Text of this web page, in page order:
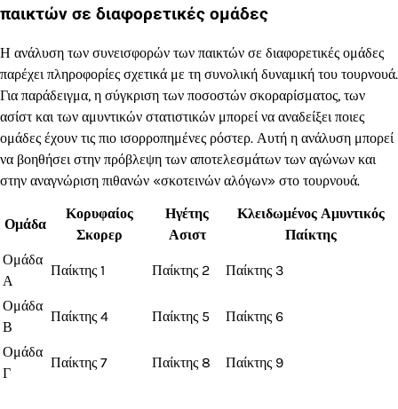
παικτών σε διαφορετικές ομάδες
Η ανάλυση των συνεισφορών των παικτών σε διαφορετικές ομάδες
παρέχει πληροφορίες σχετικά με τη συνολική δυναμική του τουρνουά.
Για παράδειγμα, η σύγκριση των ποσοστών σκοραρίσματος, των
ασίστ και των αμυντικών στατιστικών μπορεί να αναδείξει ποιες
ομάδες έχουν τις πιο ισορροπημένες ρόστερ. Αυτή η ανάλυση μπορεί
να βοηθήσει στην πρόβλεψη των αποτελεσμάτων των αγώνων και
στην αναγνώριση πιθανών «σκοτεινών αλόγων» στο τουρνουά.
Ομάδα
Κορυφαίος
Σκορερ
Ηγέτης
Ασιστ
Κλειδωμένος Αμυντικός
Παίκτης
Ομάδα
Α
Παίκτης 1 Παίκτης 2 Παίκτης 3
Ομάδα
Β
Παίκτης 4 Παίκτης 5 Παίκτης 6
Ομάδα
Γ
Παίκτης 7 Παίκτης 8 Παίκτης 9